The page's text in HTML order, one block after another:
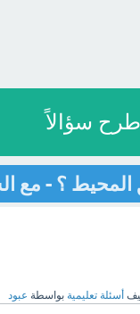
اطرح سؤالاً
؟ - مع
أسئلة تعليمية بواسطة عبود